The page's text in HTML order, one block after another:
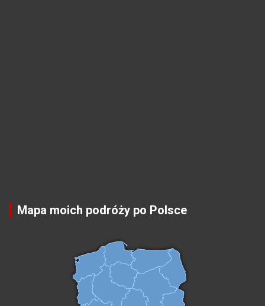
Mapa moich podróży po Polsce